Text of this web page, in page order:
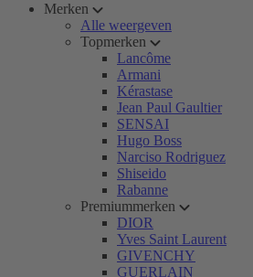
Merken
Alle weergeven
Topmerken
Lancôme
Armani
Kérastase
Jean Paul Gaultier
SENSAI
Hugo Boss
Narciso Rodriguez
Shiseido
Rabanne
Premiummerken
DIOR
Yves Saint Laurent
GIVENCHY
GUERLAIN